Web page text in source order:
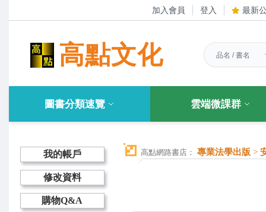
加入會員 登入 最新
高點文化
圖書分類速覽 雲端微課群
我的帳戶
修改資料
購物Q&A
高點網路書店： 專業法學出版 >